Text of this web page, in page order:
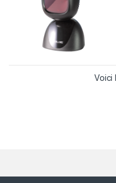
Voici